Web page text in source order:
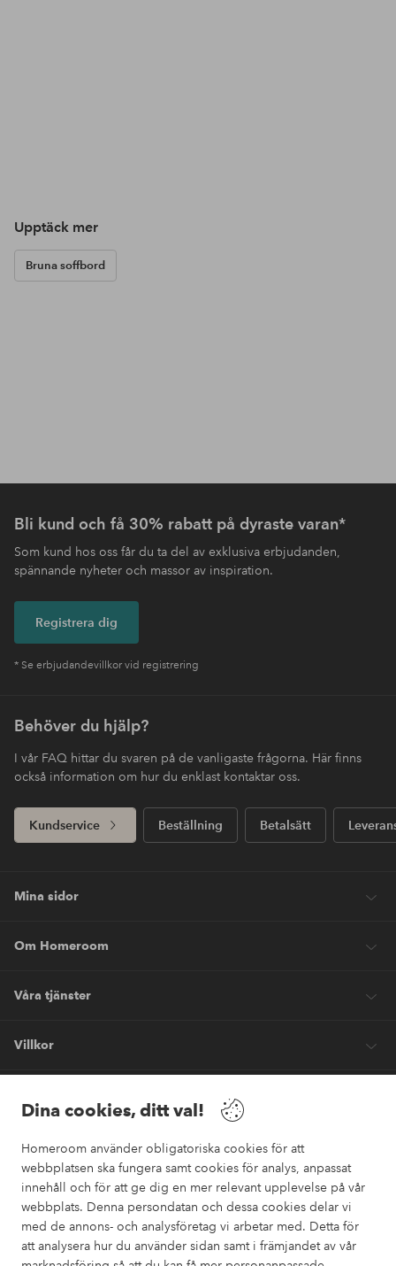
Dina cookies, ditt val!
Homeroom använder obligatoriska cookies för att
webbplatsen ska fungera samt cookies för analys, anpassat
innehåll och för att ge dig en mer relevant upplevelse på vår
webbplats. Denna persondatan och dessa cookies delar vi
med de annons- och analysföretag vi arbetar med. Detta för
att analysera hur du använder sidan samt i främjandet av vår
Upptäck mer
Bruna soffbord
Bli kund och få 30% rabatt på dyraste varan*
Som kund hos oss får du ta del av exklusiva erbjudanden,
spännande nyheter och massor av inspiration.
Registrera dig
* Se erbjudandevillkor vid registrering
Behöver du hjälp?
I vår FAQ hittar du svaren på de vanligaste frågorna. Här finns
också information om hur du enklast kontaktar oss.
Kundservice Beställning Betalsätt
Mina sidor
Om Homeroom
Våra tjänster
Villkor
Säkra betalningar
Vill du veta mer om våra betalalternativ ?